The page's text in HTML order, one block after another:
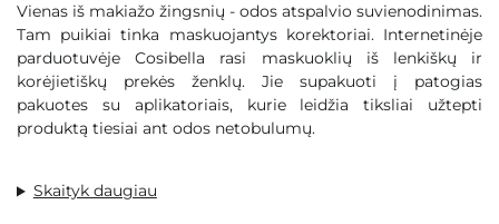
Vienas iš makiažo žingsnių - odos atspalvio suvienodinimas.
Tam puikiai tinka maskuojantys korektoriai. Internetinėje
parduotuvėje Cosibella rasi maskuoklių iš lenkiškų ir
korėjietiškų prekės ženklų. Jie supakuoti į patogias
pakuotes su aplikatoriais, kurie leidžia tiksliai užtepti
produktą tiesiai ant odos netobulumų.
Skaityk daugiau